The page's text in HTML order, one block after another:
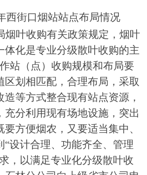
西街口烟站站点布局情况
烟叶收购有关政策规定，烟叶
体化是专业分级散叶收购的主
站（点）收购规模和布局要
区划相匹配，合理布局，采取
造等方式整合现有站点资源，
充分利用现有场地设施，突出
方便烟农，又要适当集中、
“设计合理、功能齐全、管理
，以满足专业化分级散叶收